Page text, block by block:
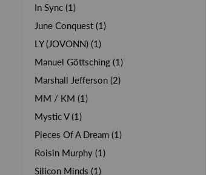
In Sync (1)
June Conquest (1)
LY (JOVONN) (1)
Manuel Göttsching (1)
Marshall Jefferson (2)
MM / KM (1)
Mystic V (1)
Pieces Of A Dream (1)
Roisin Murphy (1)
Silicon Minds (1)